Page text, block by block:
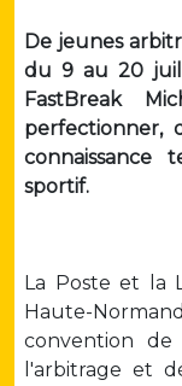
De jeunes
du 9 au 20
FastBreak
perfectionner,
sportif.
La Poste et la
Haute-
convention
l'arbitrage et